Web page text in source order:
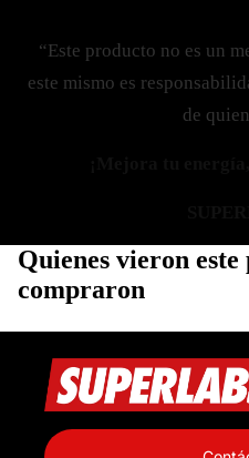
“Este producto no es un
este mismo es
de
Quienes vieron
compraron
Información de contacto